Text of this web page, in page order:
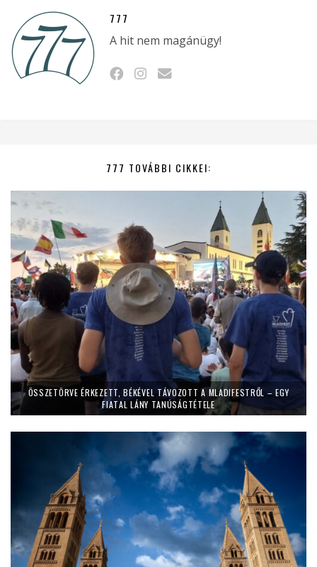
777
A hit nem magánügy!
777 TOVÁBBI CIKKEI:
ÖSSZETÖRVE ÉRKEZETT, BÉKÉVEL TÁVOZOTT A MLADIFESTRŐL – EGY
FIATAL LÁNY TANÚSÁGTÉTELE